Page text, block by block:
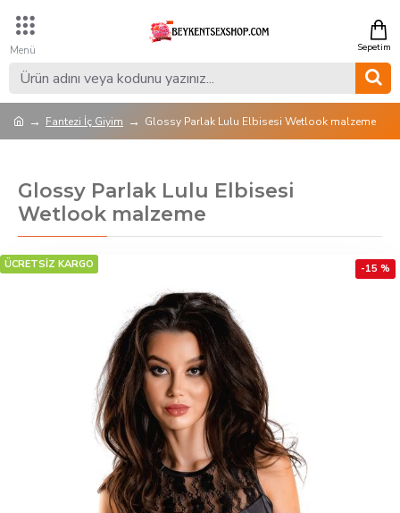
Fantezi İç Giyim Glossy Parlak Lulu Elbisesi Wetlook malzeme
Glossy Parlak Lulu Elbisesi
Wetlook malzeme
ÜCRETSİZ KARGO -15 %